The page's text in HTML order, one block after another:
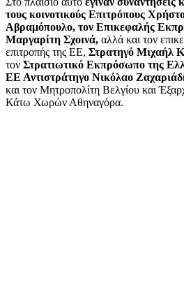
τους κοινοτικούς Επιτρόπους
Αβραμόπουλο, τον Επικεφαλής
Μαργαρίτη Σχοινά, αλλά και τον
επιτροπής της ΕΕ, Στρατηγό Μιχαήλ
τον Στρατιωτικό Εκπρόσωπο της
ΕΕ Αντιστράτηγο Νικόλαο
και τον Μητροπολίτη Βελγίου και
Κάτω Χωρών Αθηναγόρα.